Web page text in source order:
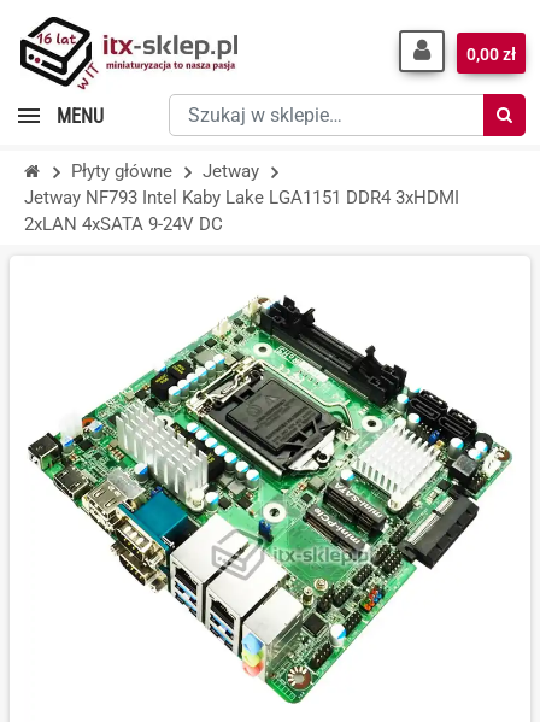
Szukaj
w
sklepie…
0,00 zł
MENU
Płyty główne
Jetway
Jetway NF793 Intel Kaby Lake LGA1151 DDR4 3xHDMI
2xLAN 4xSATA 9-24V DC